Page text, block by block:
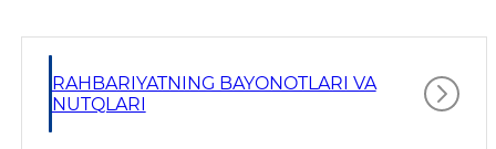
RAHBARIYATNING BAYONOTLARI VA
NUTQLARI